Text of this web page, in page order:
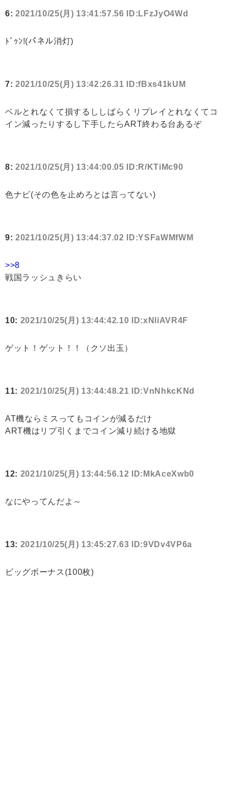
6: 2021/10/25(月) 13:41:57.56 ID:LFzJyO4Wd
ﾄﾞｩﾝ!(パネル消灯)
7: 2021/10/25(月) 13:42:26.31 ID:fBxs41kUM
ベルとれなくて損するししばらくリプレイとれなくてコ
イン減ったりするし下手したらART終わる台あるぞ
8: 2021/10/25(月) 13:44:00.05 ID:R/KTiMc90
色ナビ(その色を止めろとは言ってない)
9: 2021/10/25(月) 13:44:37.02 ID:YSFaWMfWM
>>8
戦国ラッシュきらい
10: 2021/10/25(月) 13:44:42.10 ID:xNliAVR4F
ゲット！ゲット！！（クソ出玉）
11: 2021/10/25(月) 13:44:48.21 ID:VnNhkcKNd
AT機ならミスってもコインが減るだけ
ART機はリプ引くまでコイン減り続ける地獄
12: 2021/10/25(月) 13:44:56.12 ID:MkAceXwb0
なにやってんだよ～
13: 2021/10/25(月) 13:45:27.63 ID:9VDv4VP6a
ビッグボーナス(100枚)